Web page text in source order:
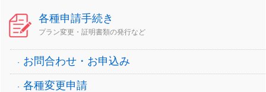
各種申請手続き
プラン変更・証明書類の発行など
お問合わせ・お申込み
各種変更申請